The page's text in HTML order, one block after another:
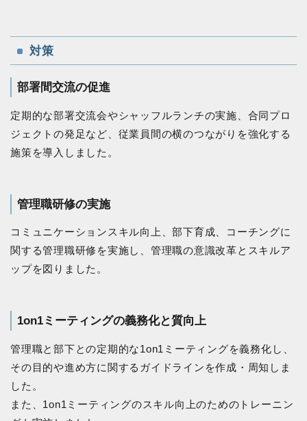
対策
部署間交流の促進
定期的な部署交流会やシャッフルランチの実施、合同プロ
ジェクトの発足など、従業員間の横のつながりを強化する
施策を導入しました。
管理職研修の実施
コミュニケーションスキル向上、部下育成、コーチングに
関する管理職研修を実施し、管理職の意識改革とスキルア
ップを図りました。
1on1ミーティングの義務化と質向上
管理職と部下との定期的な1on1ミーティングを義務化し、
その目的や進め方に関するガイドラインを作成・周知しま
した。
また、1on1ミーティングのスキル向上のためのトレーニン